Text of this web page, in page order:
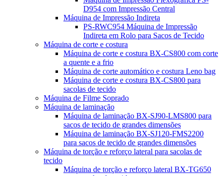
D954 com Impressão Central
Máquina de Impressão Indireta
PS-RWC954 Máquina de Impressão
Indireta em Rolo para Sacos de Tecido
Máquina de corte e costura
Máquina de corte e costura BX-CS800 com corte
a quente e a frio
Máquina de corte automático e costura Leno bag
Máquina de corte e costura BX-CS800 para
sacolas de tecido
Máquina de Filme Soprado
Máquina de laminação
Máquina de laminação BX-SJ90-LMS800 para
sacos de tecido de grandes dimensões
Máquina de laminação BX-SJ120-FMS2200
para sacos de tecido de grandes dimensões
Máquina de torção e reforço lateral para sacolas de
tecido
Máquina de torção e reforço lateral BX-TG650